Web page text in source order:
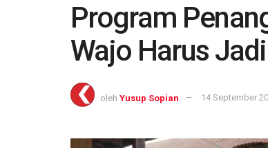
Program
Wajo Harus
oleh Yusup Sopian 14 September